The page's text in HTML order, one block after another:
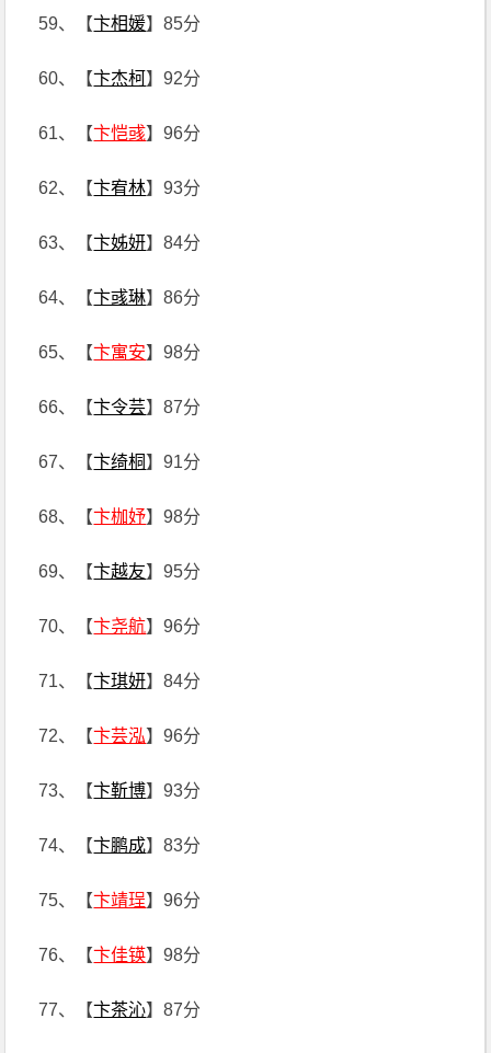
59、【卞相媛】85分
60、【卞杰柯】92分
61、【卞恺彧】96分
62、【卞宥林】93分
63、【卞姊妍】84分
64、【卞彧琳】86分
65、【卞寓安】98分
66、【卞令芸】87分
67、【卞绮桐 】91分
68、【卞枷妤】98分
69、【卞越友】95分
70、【卞尧航】96分
71、【卞琪妍】84分
72、【卞芸泓】96分
73、【卞靳博】93分
74、【卞鹏成】83分
75、【卞靖珵】96分
76、【卞佳锳】98分
77、【卞茶沁】87分